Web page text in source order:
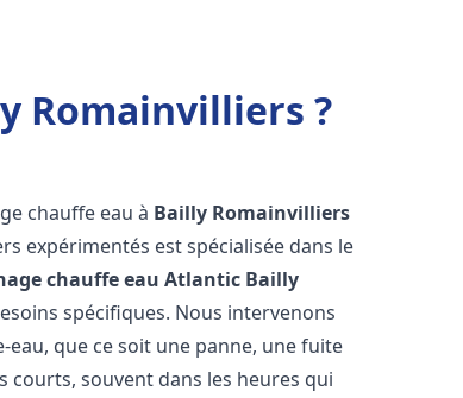
Romainvilliers ?
chauffe eau à Bailly Romainvilliers
expérimentés est spécialisée dans le
chauffe eau Atlantic Bailly
spécifiques. Nous intervenons
que ce soit une panne, une fuite
souvent dans les heures qui